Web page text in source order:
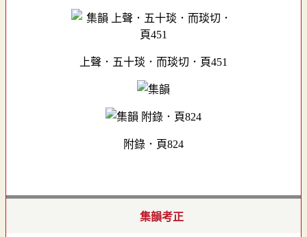
上聲．五十琰．而琰切．頁451
附錄．頁824
集韻考正